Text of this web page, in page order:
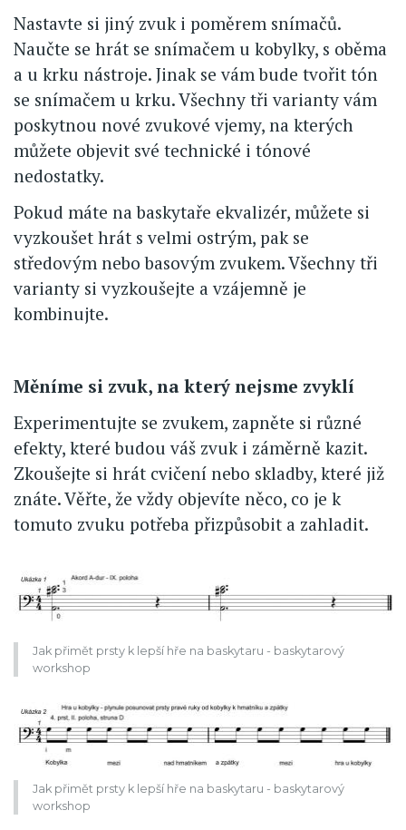
Nastavte si jiný zvuk i poměrem snímačů.
Naučte se hrát se snímačem u kobylky, s oběma
a u krku nástroje. Jinak se vám bude tvořit tón
se snímačem u krku. Všechny tři varianty vám
poskytnou nové zvukové vjemy, na kterých
můžete objevit své technické i tónové
nedostatky.
Pokud máte na baskytaře ekvalizér, můžete si
vyzkoušet hrát s velmi ostrým, pak se
středovým nebo basovým zvukem. Všechny tři
varianty si vyzkoušejte a vzájemně je
kombinujte.
Měníme si zvuk, na který nejsme zvyklí
Experimentujte se zvukem, zapněte si různé
efekty, které budou váš zvuk i záměrně kazit.
Zkoušejte si hrát cvičení nebo skladby, které již
znáte. Věřte, že vždy objevíte něco, co je k
tomuto zvuku potřeba přizpůsobit a zahladit.
Jak přimět prsty k lepší hře na baskytaru - baskytarový
workshop
Jak přimět prsty k lepší hře na baskytaru - baskytarový
workshop